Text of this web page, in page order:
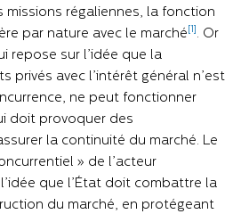
missions régaliennes, la fonction
par nature avec le marché [1] . Or
repose sur l’idée que la
privés avec l’intérêt général n’est
ne peut fonctionner
doit provoquer des
la continuité du marché. Le
» de l’acteur
que l’État doit combattre la
du marché, en protégeant